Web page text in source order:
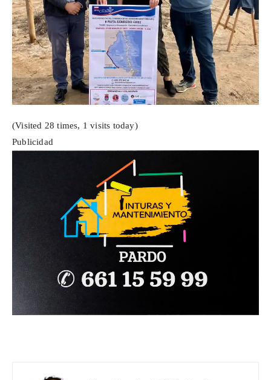
(Visited 28 times, 1 visits today)
Publicidad